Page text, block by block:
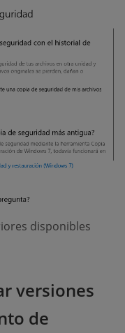
disponibles
versiones
de